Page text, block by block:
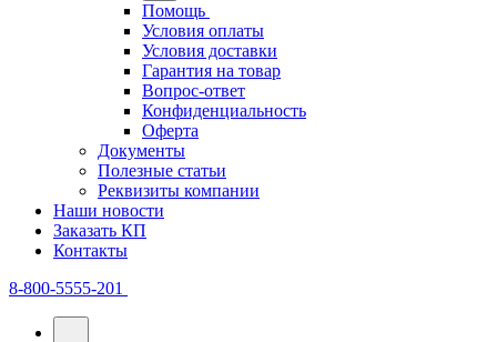
Помощь
Условия оплаты
Условия доставки
Гарантия на товар
Вопрос-ответ
Конфиденциальность
Оферта
Документы
Полезные статьи
Реквизиты компании
Наши новости
Заказать КП
Контакты
8-800-5555-201